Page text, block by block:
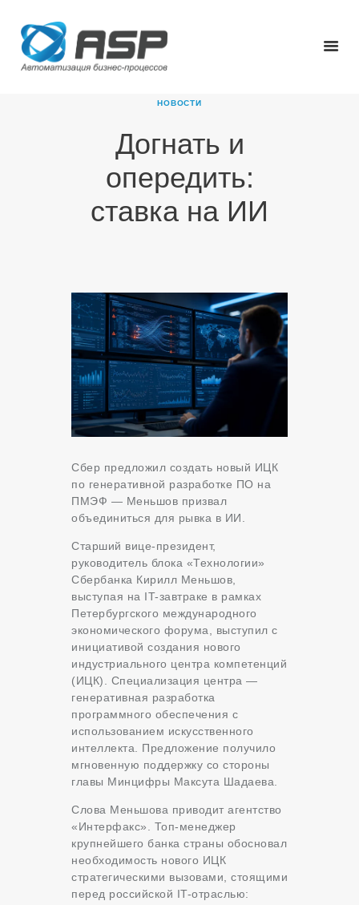
НОВОСТИ
Догнать и
опередить:
ставка на ИИ
ГЛАВНАЯ
О КОМПАНИИ
НОВОСТИ
КОНТАКТЫ
Сбер предложил создать новый ИЦК
по генеративной разработке ПО на
ПМЭФ — Меньшов призвал
объединиться для рывка в ИИ.
Старший вице-президент,
руководитель блока «Технологии»
Сбербанка Кирилл Меньшов,
выступая на IT-завтраке в рамках
Петербургского международного
экономического форума, выступил с
инициативой создания нового
индустриального центра компетенций
(ИЦК). Специализация центра —
генеративная разработка
программного обеспечения с
использованием искусственного
интеллекта. Предложение получило
мгновенную поддержку со стороны
главы Минцифры Максута Шадаева.
Слова Меньшова приводит агентство
«Интерфакс». Топ-менеджер
крупнейшего банка страны обосновал
необходимость нового ИЦК
стратегическими вызовами, стоящими
перед российской IT-отраслью: